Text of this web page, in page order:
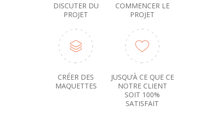
DISCUTER DU
PROJET
COMMENCER LE
PROJET
CRÉER DES
MAQUETTES
JUSQU’À CE QUE CE
NOTRE CLIENT
SOIT 100%
SATISFAIT